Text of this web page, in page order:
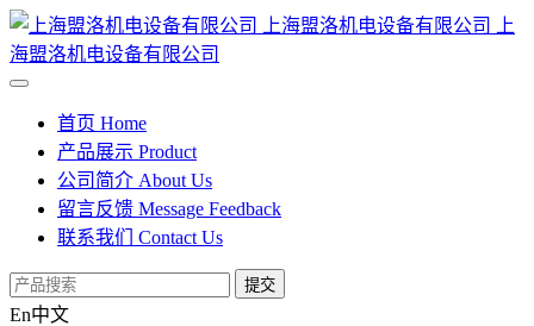
上海盟洛机电设备有限公司
上
海盟洛机电设备有限公司
首页 Home
产品展示 Product
公司简介 About Us
留言反馈 Message Feedback
联系我们
Contact Us
提交
En中文